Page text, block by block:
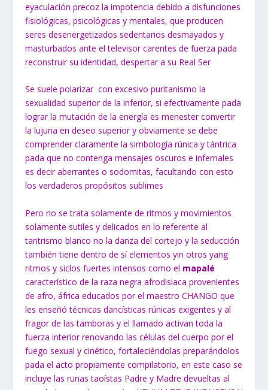
eyaculación precoz la impotencia debido a disfunciones
fisiológicas, psicológicas y mentales, que producen
seres desenergetizados sedentarios desmayados y
masturbados ante el televisor carentes de fuerza pada
reconstruir su identidad, despertar a su Real Ser
Se suele polarizar con excesivo puritanismo la
sexualidad superior de la inferior, si efectivamente pada
lograr la mutación de la energía es menester convertir
la lujuria en deseo superior y obviamente se debe
comprender claramente la simbología rúnica y tántrica
pada que no contenga mensajes oscuros e infernales
es decir aberrantes o sodomitas, facultando con esto
los verdaderos propósitos sublimes
Pero no se trata solamente de ritmos y movimientos
solamente sutiles y delicados en lo referente al
tantrismo blanco no la danza del cortejo y la seducción
también tiene dentro de sí elementos yin otros yang
ritmos y siclos fuertes intensos como el mapalé
característico de la raza negra afrodisiaca provenientes
de afro, áfrica educados por el maestro CHANGO que
les enseñó técnicas dancísticas rúnicas exigentes y al
fragor de las tamboras y el llamado activan toda la
fuerza interior renovando las células del cuerpo por el
fuego sexual y cinético, fortaleciéndolas preparándolos
pada el acto propiamente compilatorio, en este caso se
incluye las runas taoístas Padre y Madre devueltas al